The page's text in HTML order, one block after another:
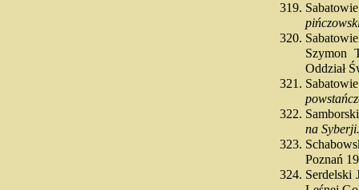
Szymon
Oddział
na Syberji.
Poznań
Serdelski